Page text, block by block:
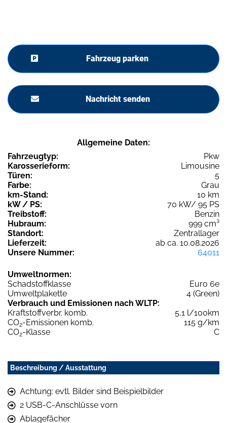
Fahrzeug parken
Nachricht senden
Allgemeine Daten:
Fahrzeugtyp:
Pkw
Karosserieform:
Limousine
Türen:
5
Farbe:
Grau
km-Stand:
10 km
kW / PS:
70 kW/ 95 PS
Treibstoff:
Benzin
Hubraum:
999 cm³
Standort:
Zentrallager
Lieferzeit:
ab ca. 10.08.2026
Unsere Nummer:
64011
Umweltnormen:
Schadstoffklasse
Euro 6e
Umweltplakette
4 (Green)
Verbrauch und Emissionen nach WLTP:
Kraftstoffverbr. komb.
5,1 l/100km
CO2-Emissionen komb.
115 g/km
CO2-Klasse C
Beschreibung / Ausstattung
Achtung: evtl. Bilder sind Beispielbilder
2 USB-C-Anschlüsse vorn
Ablagefächer